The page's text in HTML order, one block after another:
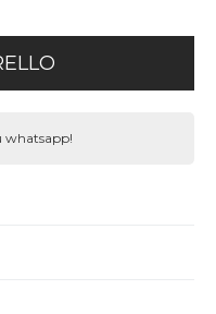
whatsapp!